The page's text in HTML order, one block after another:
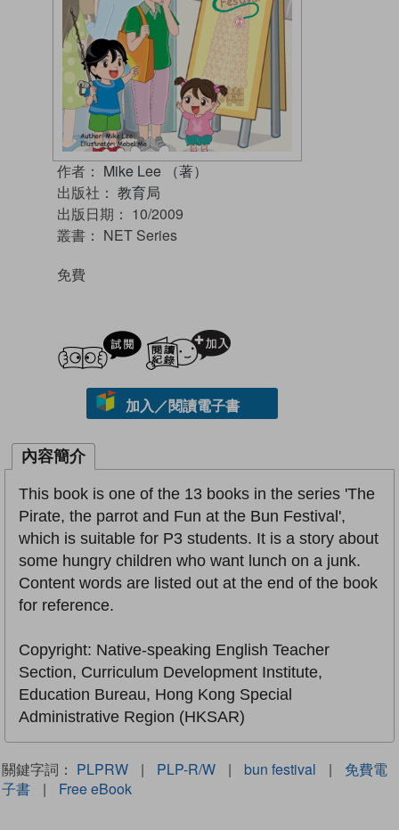
作者： Mike Lee （著）
出版社： 教育局
出版日期： 10/2009
叢書： NET Series
免費
試閲
加入／閱讀電子書
內容簡介
This book is one of the 13 books in the series 'The
Pirate, the parrot and Fun at the Bun Festival',
which is suitable for P3 students. It is a story about
some hungry children who want lunch on a junk.
Content words are listed out at the end of the book
for reference.
Copyright: Native-speaking English Teacher
Section, Curriculum Development Institute,
Education Bureau, Hong Kong Special
Administrative Region (HKSAR)
關鍵字詞： PLPRW | PLP-R/W | bun festival |
免費電
子書
| Free eBook